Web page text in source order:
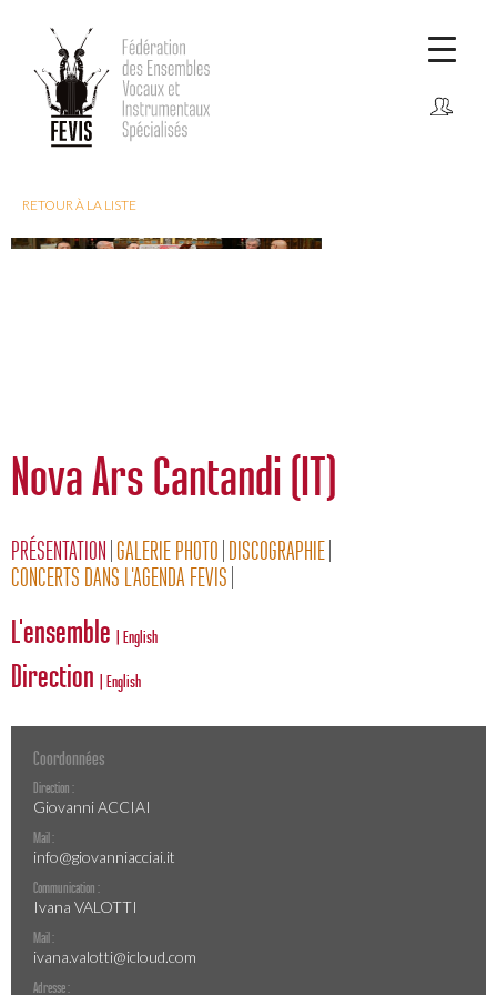
RETOUR À LA LISTE
Nova Ars Cantandi (IT)
PRÉSENTATION GALERIE PHOTO DISCOGRAPHIE
CONCERTS DANS L'AGENDA FEVIS
L'ensemble | English
Direction | English
Coordonnées
Direction :
Giovanni ACCIAI
Mail :
info@giovanniacciai.it
Communication :
Ivana VALOTTI
Mail :
ivana.valotti@icloud.com
Adresse :